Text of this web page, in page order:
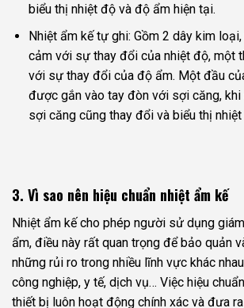
biểu thị nhiệt độ và độ ẩm hiện tại.
Nhiệt ẩm kế tự ghi: Gồm 2 dây kim
cảm với sự thay đổi của nhiệt độ, một
với sự thay đổi của độ ẩm. Một đầu
được gắn vào tay đòn với sợi căng,
sợi căng cũng thay đổi và biểu thị
3. Vì sao nên hiệu chuẩn nhiệt ẩm kế
Nhiệt ẩm kế cho phép người sử dụng
ẩm, điều này rất quan trọng để bảo quản
những rủi ro trong nhiều lĩnh vực khác
công nghiệp, y tế, dịch vụ… Việc hiệu
thiết bị luôn hoạt động chính xác và đưa